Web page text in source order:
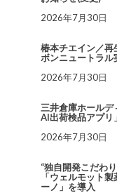
2026年7月30日
椿本チエイン／再
ボンニュートラル
2026年7月30日
三井倉庫ホール
AI出荷検品アプリ
2026年7月30日
“独自開発こだわ
「ウェルモット
ーノ」を導入